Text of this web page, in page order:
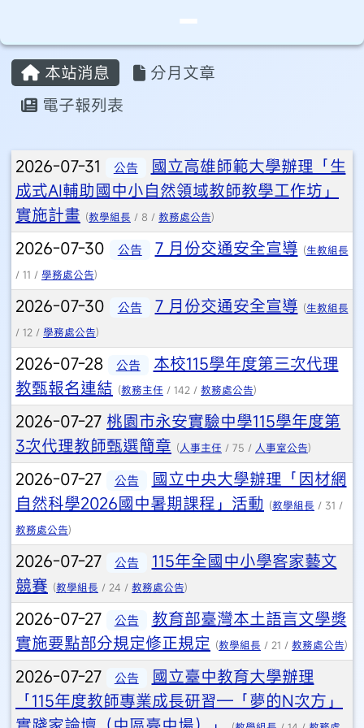
桃園市永安實驗中學
⏸
主內容區域
本站消息
分月文章
電子報列表
文章列表
2026-07-31 公告
國立高雄師範大學辦理「生
成式AI輔助國中小自然領域教師教學工作坊」
實施計畫 (教學組長 / 8 / 教務處公告)
2026-07-30 公告 7 月份交通安全宣導 (生教組長
/ 11 / 學務處公告)
2026-07-30 公告 7 月份交通安全宣導 (生教組長
/ 12 / 學務處公告)
2026-07-28 公告
本校115學年度第三次代理
教甄報名連結 (教務主任 / 142 / 教務處公告)
2026-07-27 桃園市永安實驗中學115學年度第
3次代理教師甄選簡章 (人事主任 / 75 / 人事室公告)
2026-07-27 公告
國立中央大學辦理「因材網
自然科學2026國中暑期課程」活動 (教學組長 / 31 /
教務處公告)
2026-07-27 公告
115年全國中小學客家藝文
競賽 (教學組長 / 24 / 教務處公告)
2026-07-27 公告
教育部臺灣本土語言文學獎
實施要點部分規定修正規定 (教學組長 / 21 / 教務處公告)
2026-07-27 公告
國立臺中教育大學辦理
「115年度教師專業成長研習—「夢的N次方」
頁尾區域